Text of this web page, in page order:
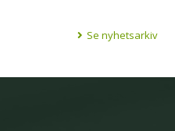
Se nyhetsarkiv